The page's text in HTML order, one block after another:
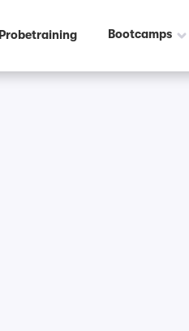
Probetraining Bootcamps